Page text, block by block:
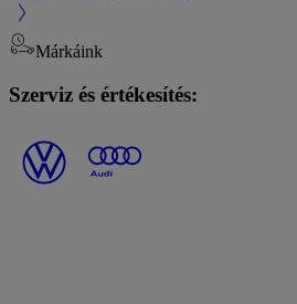
Márkáink
Szerviz és értékesítés: